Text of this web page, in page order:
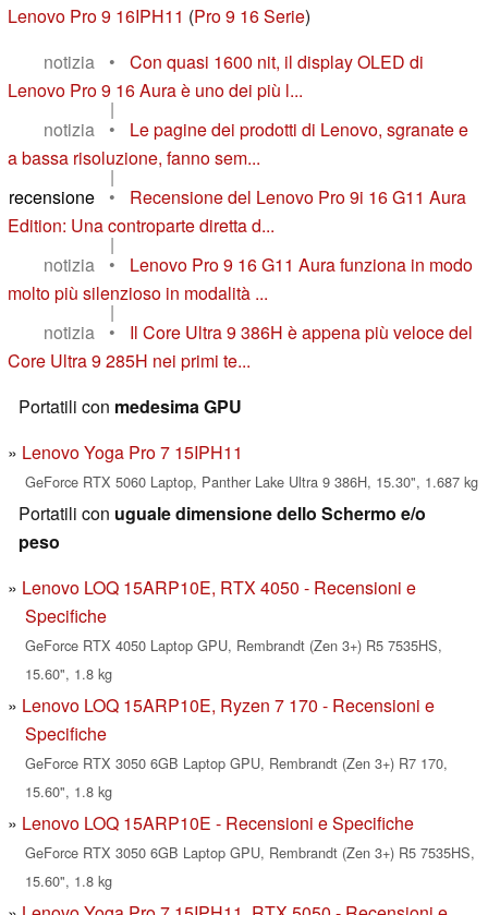
Lenovo Pro 9 16IPH11 (Pro 9 16 Serie)
notizia
•
Con quasi 1600 nit, il display OLED di
Lenovo Pro 9 16 Aura è uno dei più l...
|
notizia
•
Le pagine dei prodotti di Lenovo, sgranate e
a bassa risoluzione, fanno sem...
|
recensione
•
Recensione del Lenovo Pro 9i 16 G11 Aura
Edition: Una controparte diretta d...
|
notizia
•
Lenovo Pro 9 16 G11 Aura funziona in modo
molto più silenzioso in modalità ...
|
notizia
•
Il Core Ultra 9 386H è appena più veloce del
Core Ultra 9 285H nei primi te...
Portatili con medesima GPU
Lenovo Yoga Pro 7 15IPH11
GeForce RTX 5060 Laptop, Panther Lake Ultra 9 386H, 15.30", 1.687 kg
Portatili con uguale dimensione dello Schermo e/o
peso
Lenovo LOQ 15ARP10E, RTX 4050 - Recensioni e
Specifiche
GeForce RTX 4050 Laptop GPU, Rembrandt (Zen 3+) R5 7535HS,
15.60", 1.8 kg
Lenovo LOQ 15ARP10E, Ryzen 7 170 - Recensioni e
Specifiche
GeForce RTX 3050 6GB Laptop GPU, Rembrandt (Zen 3+) R7 170,
15.60", 1.8 kg
Lenovo LOQ 15ARP10E - Recensioni e Specifiche
GeForce RTX 3050 6GB Laptop GPU, Rembrandt (Zen 3+) R5 7535HS,
15.60", 1.8 kg